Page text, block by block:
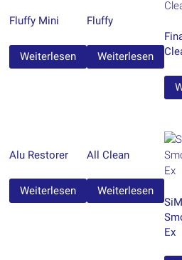
Fluffy Mini
Weiterlesen
Fluffy
Weiterlesen
Alu Restorer
Weiterlesen
All Clean
Weiterlesen
Ex